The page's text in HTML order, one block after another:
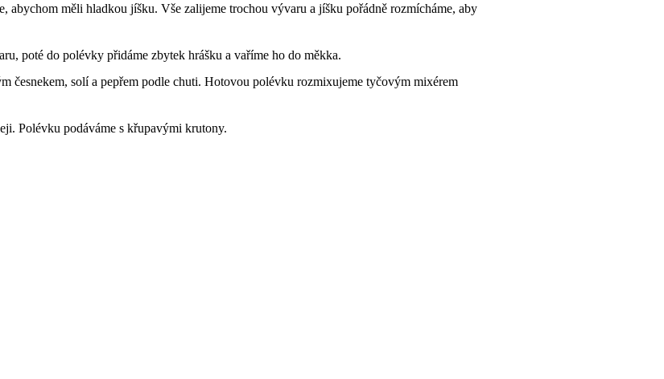
abychom měli hladkou jíšku. Vše zalijeme trochou vývaru a jíšku pořádně rozmícháme, aby
poté do polévky přidáme zbytek hrášku a vaříme ho do měkka.
česnekem, solí a pepřem podle chuti. Hotovou polévku rozmixujeme tyčovým mixérem
Polévku podáváme s křupavými krutony.